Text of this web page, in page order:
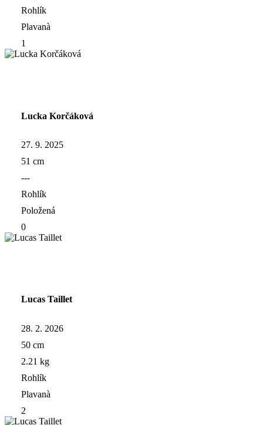
Rohlík
Plavanà
1
Lucka Korčáková
27. 9. 2025
51 cm
---
Rohlík
Položená
0
Lucas Taillet
28. 2. 2026
50 cm
2.21 kg
Rohlík
Plavanà
2